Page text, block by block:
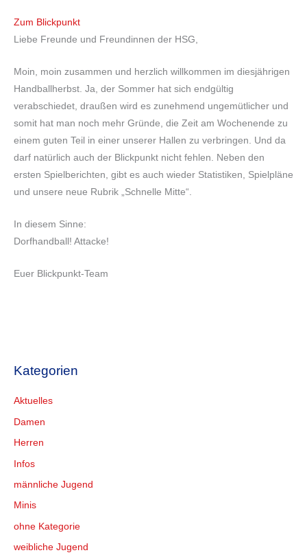
Kategorien
Aktuelles
Damen
Herren
Infos
männliche Jugend
Minis
ohne Kategorie
weibliche Jugend
Zum Blickpunkt
Liebe Freunde und Freundinnen der HSG,
Moin, moin zusammen und herzlich willkommen im diesjährigen
Handballherbst. Ja, der Sommer hat sich endgültig
verabschiedet, draußen wird es zunehmend ungemütlicher und
somit hat man noch mehr Gründe, die Zeit am Wochenende zu
einem guten Teil in einer unserer Hallen zu verbringen. Und da
darf natürlich auch der Blickpunkt nicht fehlen. Neben den
ersten Spielberichten, gibt es auch wieder Statistiken, Spielpläne
und unsere neue Rubrik „Schnelle Mitte“.
In diesem Sinne:
Dorfhandball! Attacke!
Euer Blickpunkt-Team